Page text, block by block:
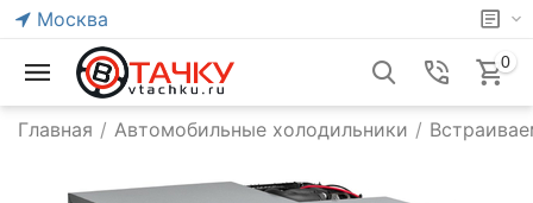
Москва
0
Главная / Автомобильные холодильники /